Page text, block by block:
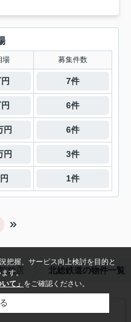
場 募集件数
7件
6件
円 6件
円 3件
1件
柏店 北総鉄道の物件一覧
把握、サービス向上検討を目的と
す。
て」 をご確認ください。